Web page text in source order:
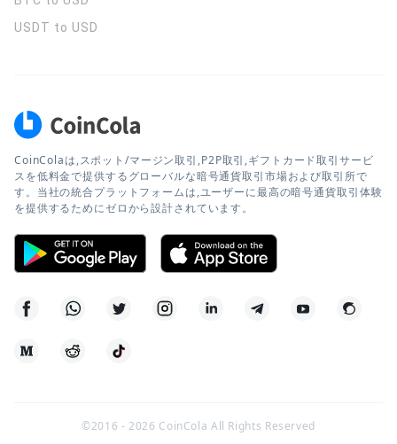
USDT to USD
CoinColaは,スポット/マージン取引,P2P取引,ギフトカード取引サービ
スを低料金で提供するグローバルな暗号通貨取引市場および取引所で
す。当社の統合プラットフォームは,ユーザーに最高の暗号通貨取引体験
を提供するためにゼロから設計されています。
©2016 -2026 CoinCola All Rights Reserved